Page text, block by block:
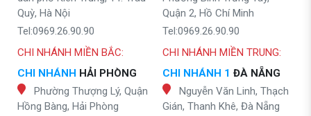
Quỳ, Hà Nội
Tel:0969.26.90.90
Quận 2, Hồ Chí Minh
Tel:0969.26.90.90
CHI NHÁNH MIỀN BẮC:
CHI NHÁNH HẢI PHÒNG
Phường Thượng Lý, Quận
Hồng Bàng, Hải Phòng
CHI NHÁNH MIỀN TRUNG:
CHI NHÁNH 1 ĐÀ NẴNG
Nguyễn Văn Linh, Thạch
Gián, Thanh Khê, Đà Nẵng